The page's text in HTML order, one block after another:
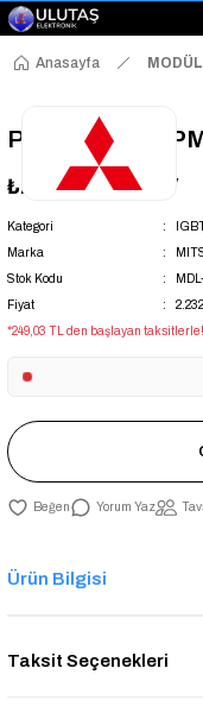
"Saat 14:00'a Kadar
"Binlerce Ürün
"Toptan Fiyatına
Anasayfa MODÜL
PS51259-AP
₺2.232,02+ KDV
Kategori
Marka
Stok Kodu
Fiyat
*249,03 TL den başlayan taksitlerle!
Yorum Yaz
Ürün Bilgisi
Taksit Seçenekleri